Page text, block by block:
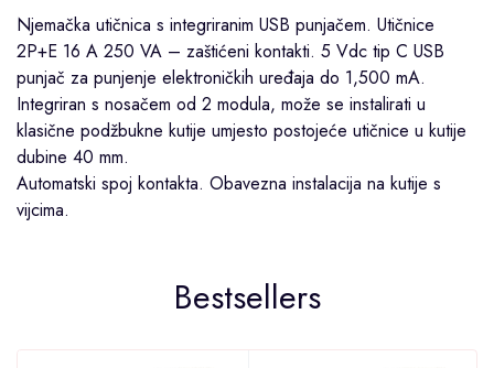
Njemačka utičnica s integriranim USB punjačem. Utičnice
2P+E 16 A 250 VA – zaštićeni kontakti. 5 Vdc tip C USB
punjač za punjenje elektroničkih uređaja do 1,500 mA.
Integriran s nosačem od 2 modula, može se instalirati u
klasične podžbukne kutije umjesto postojeće utičnice u kutije
dubine 40 mm.
Automatski spoj kontakta. Obavezna instalacija na kutije s
vijcima.
Bestsellers